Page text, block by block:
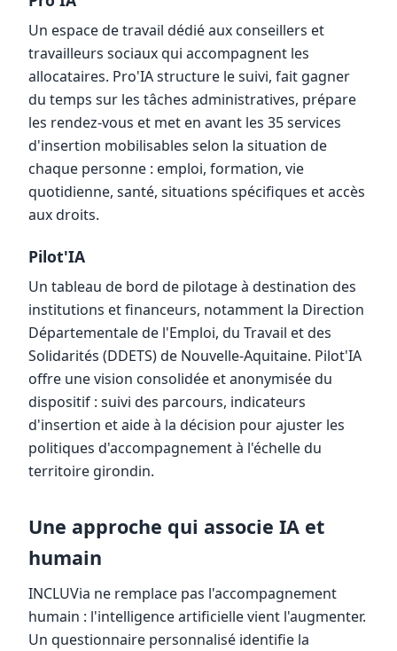
Un espace de travail dédié aux conseillers et
travailleurs sociaux qui accompagnent les
allocataires. Pro'IA structure le suivi, fait gagner
du temps sur les tâches administratives, prépare
les rendez-vous et met en avant les 35 services
d'insertion mobilisables selon la situation de
chaque personne : emploi, formation, vie
quotidienne, santé, situations spécifiques et accès
aux droits.
Pilot'IA
Un tableau de bord de pilotage à destination des
institutions et financeurs, notamment la Direction
Départementale de l'Emploi, du Travail et des
Solidarités (DDETS) de Nouvelle-Aquitaine. Pilot'IA
offre une vision consolidée et anonymisée du
dispositif : suivi des parcours, indicateurs
d'insertion et aide à la décision pour ajuster les
politiques d'accompagnement à l'échelle du
territoire girondin.
Une approche qui associe IA et
humain
INCLUVia ne remplace pas l'accompagnement
humain : l'intelligence artificielle vient l'augmenter.
Un questionnaire personnalisé identifie la